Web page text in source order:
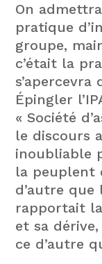
On
pratique
groupe,
c’était la
Épingler
« Société
le discours
inoubliable
la peuplent
d’autre que
rapportait
et sa
ce d’autre